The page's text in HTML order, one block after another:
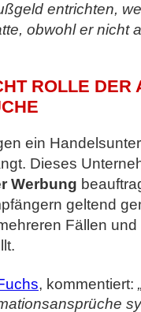
entrichten,
obwohl er nicht
ROLLE DER
ein
Dieses
Werbung
geltend
Fällen
, kommentiert: